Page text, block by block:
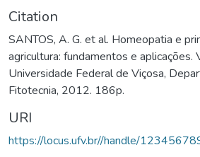
Citation
SANTOS, A. G. et al. Homeopatia e
agricultura: fundamentos e aplicações.
Universidade Federal de Viçosa,
Fitotecnia, 2012. 186p.
URI
https://locus.ufv.br//handle/